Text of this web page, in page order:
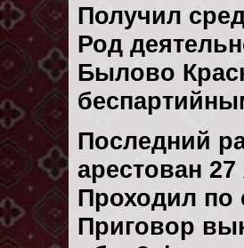
Получил
Род
Былово
Последний
арестован 27
Проходил
Приговор